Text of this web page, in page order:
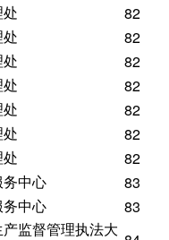
82
82
82
82
82
82
82
中心
83
中心
83
监督管理执法大